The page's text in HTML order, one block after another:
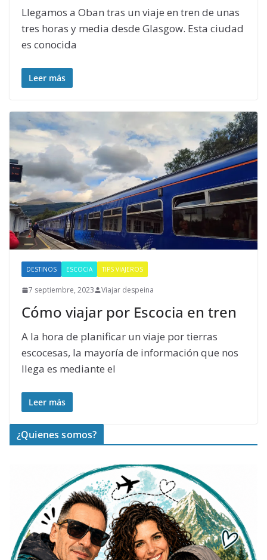
Llegamos a Oban tras un viaje en tren de unas
tres horas y media desde Glasgow. Esta ciudad
es conocida
Leer más
DESTINOS ESCOCIA TIPS VIAJEROS
7 septiembre, 2023 Viajar despeina
Cómo viajar por Escocia en tren
A la hora de planificar un viaje por tierras
escocesas, la mayoría de información que nos
llega es mediante el
Leer más
¿Quienes somos?